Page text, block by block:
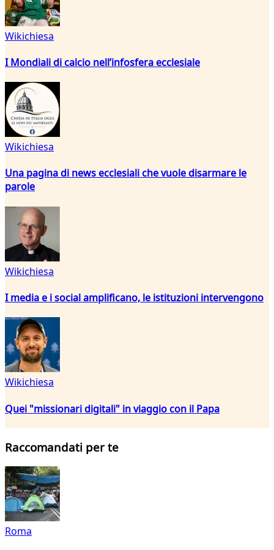
Wikichiesa
I Mondiali di calcio nell’infosfera ecclesiale
Wikichiesa
Una pagina di news ecclesiali che vuole disarmare le
parole
Wikichiesa
I media e i social amplificano, le istituzioni intervengono
Wikichiesa
Quei "missionari digitali" in viaggio con il Papa
Raccomandati per te
Roma